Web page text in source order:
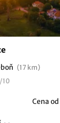
(17 km)
/10
Cena od